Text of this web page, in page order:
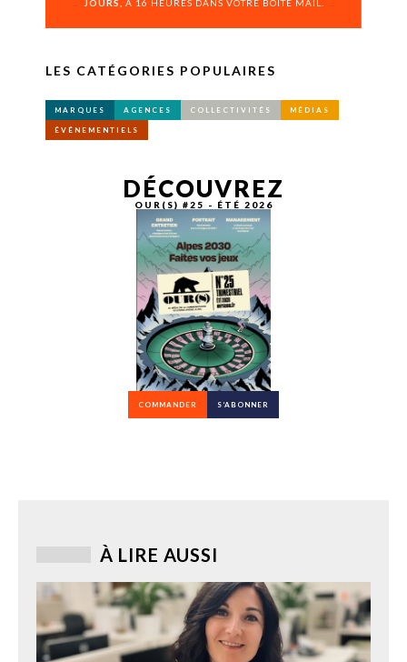
JOURS, À 16 HEURES DANS VOTRE BOÎTE MAIL.
LES CATÉGORIES POPULAIRES
MARQUES AGENCES COLLECTIVITÉS MÉDIAS
ÉVÉNEMENTIELS
DÉCOUVREZ
OUR(S) #25 - ÉTÉ 2026
COMMANDER S’ABONNER
À LIRE AUSSI